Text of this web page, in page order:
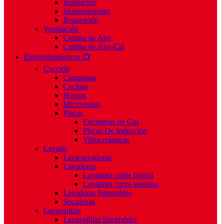
Instalación
Mantenimiento
Reparación
Ventilación
Cortina de Aire
Cortina de Aire-Cal
Electrodomésticos 📺
Cocción
Campanas
Cocinas
Hornos
Microondas
Placas
Encimeras de Gas
Placas De Inducción
Vitrocerámicas
Lavado
Lava-secadoras
Lavadoras
Lavadora carga frontal
Lavadora carga superior
Lavadoras Integrables
Secadoras
Lavavajillas
Lavavajillas Integrables